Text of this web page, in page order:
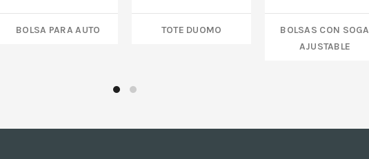
BOLSA PARA AUTO TOTE DUOMO
BOLSAS CON SOGA
AJUSTABLE